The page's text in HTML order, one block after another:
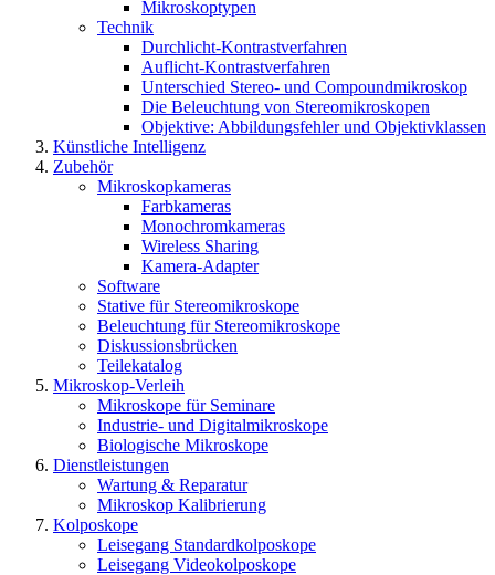
Mikroskoptypen
Technik
Durchlicht-Kontrastverfahren
Auflicht-Kontrastverfahren
Unterschied Stereo- und Compoundmikroskop
Die Beleuchtung von Stereomikroskopen
Objektive: Abbildungsfehler und Objektivklassen
Künstliche Intelligenz
Zubehör
Mikroskopkameras
Farbkameras
Monochromkameras
Wireless Sharing
Kamera-Adapter
Software
Stative für Stereomikroskope
Beleuchtung für Stereomikroskope
Diskussionsbrücken
Teilekatalog
Mikroskop-Verleih
Mikroskope für Seminare
Industrie- und Digitalmikroskope
Biologische Mikroskope
Dienstleistungen
Wartung & Reparatur
Mikroskop Kalibrierung
Kolposkope
Leisegang Standardkolposkope
Leisegang Videokolposkope